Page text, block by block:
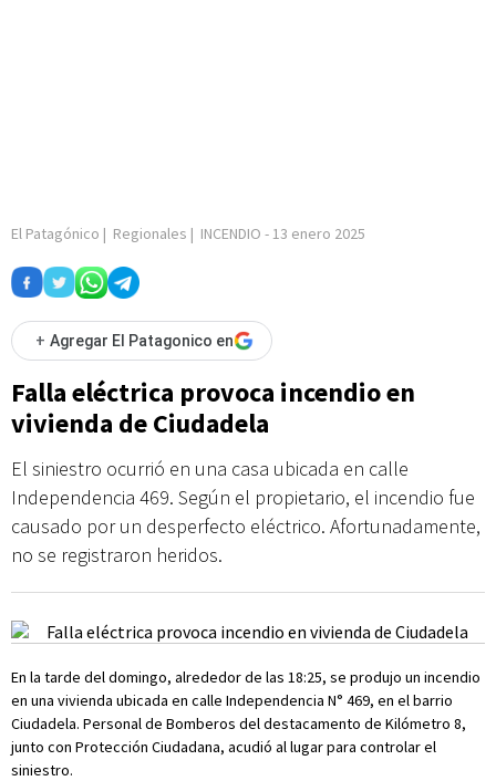
El Patagónico | Regionales | INCENDIO - 13 enero 2025
+ Agregar El Patagonico en
Falla eléctrica provoca incendio en
vivienda de Ciudadela
El siniestro ocurrió en una casa ubicada en calle
Independencia 469. Según el propietario, el incendio fue
causado por un desperfecto eléctrico. Afortunadamente,
no se registraron heridos.
En la tarde del domingo, alrededor de las 18:25, se produjo un incendio
en una vivienda ubicada en calle Independencia N° 469, en el barrio
Ciudadela. Personal de Bomberos del destacamento de Kilómetro 8,
junto con Protección Ciudadana, acudió al lugar para controlar el
siniestro.